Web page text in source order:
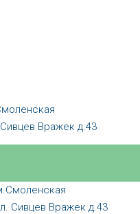
Вражек д.43
Сивцев Вражек д.43